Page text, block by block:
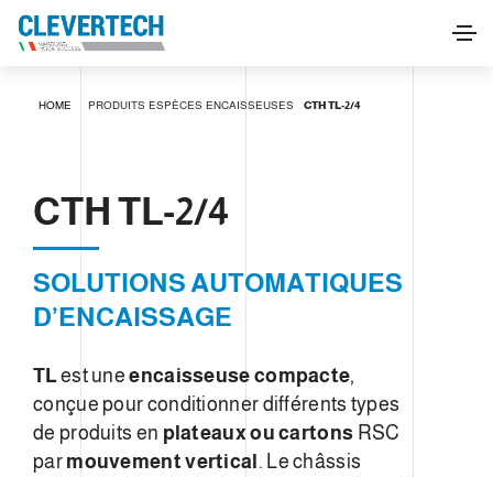
HOME PRODUITS ESPÈCES ENCAISSEUSES CTH TL-2/4
CTH TL-2/4
SOLUTIONS AUTOMATIQUES
D’ENCAISSAGE​
TLest uneencaisseuse compacte,
conçue pour conditionner différents types
de produits en plateaux ou cartons RSC
par mouvement vertical. Le châssis
CTH TL-2/4 DEMANDE D'INFORMATIONS